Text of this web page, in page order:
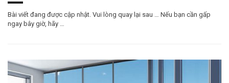
Bài viết đang được cập nhật. Vui lòng quay lại sau … Nếu bạn cần gấp
ngay bây giờ, hãy …